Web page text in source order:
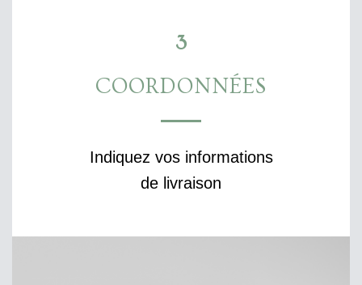
3
COORDONNÉES
Indiquez vos informations
de livraison